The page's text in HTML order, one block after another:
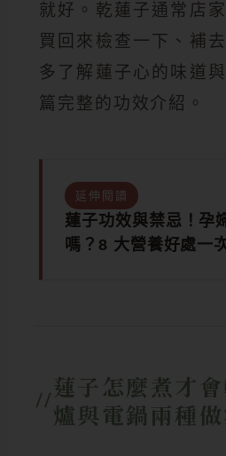
就好。乾蓮子通常店
買回來檢查一下、補
多了解蓮子心的味道
篇完整的功效介紹。
延伸閱讀
蓮子功效與禁忌！孕
嗎？8 大營養好處一
蓮子怎麼煮才
爐與電鍋兩種